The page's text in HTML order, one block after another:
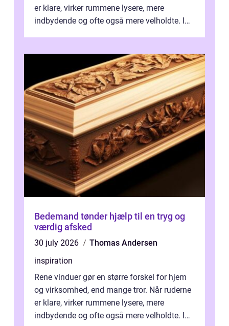
er klare, virker rummene lysere, mere
indbydende og ofte også mere velholdte. I
Bedemand tønder hjælp til en tryg og
værdig afsked
30 july 2026
Thomas Andersen
inspiration
Rene vinduer gør en større forskel for hjem
og virksomhed, end mange tror. Når ruderne
er klare, virker rummene lysere, mere
indbydende og ofte også mere velholdte. I